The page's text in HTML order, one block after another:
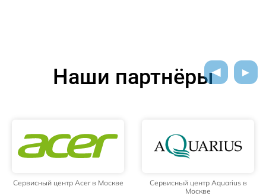
Наши партнёры
Сервисный центр Acer в Москве
Сервисный центр Aquarius в
Москве